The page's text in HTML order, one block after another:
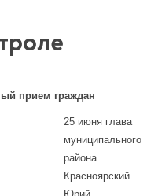
прием граждан
25 июня глава
муниципального
района
Красноярский